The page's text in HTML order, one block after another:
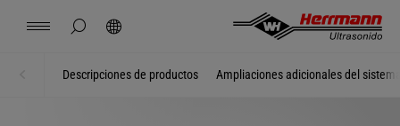
ocultar búsqueda de página
Contacto Lugares Noticias Empleo Descargas
Descripciones de productos Ampliaciones adicionales del